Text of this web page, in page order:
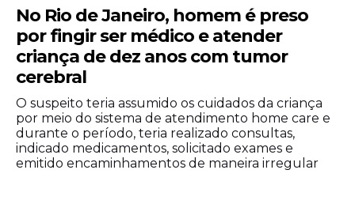
No Rio de Janeiro, homem é preso
por fingir ser médico e atender
criança de dez anos com tumor
cerebral
O suspeito teria assumido os cuidados da criança
por meio do sistema de atendimento home care e
durante o período, teria realizado consultas,
indicado medicamentos, solicitado exames e
emitido encaminhamentos de maneira irregular